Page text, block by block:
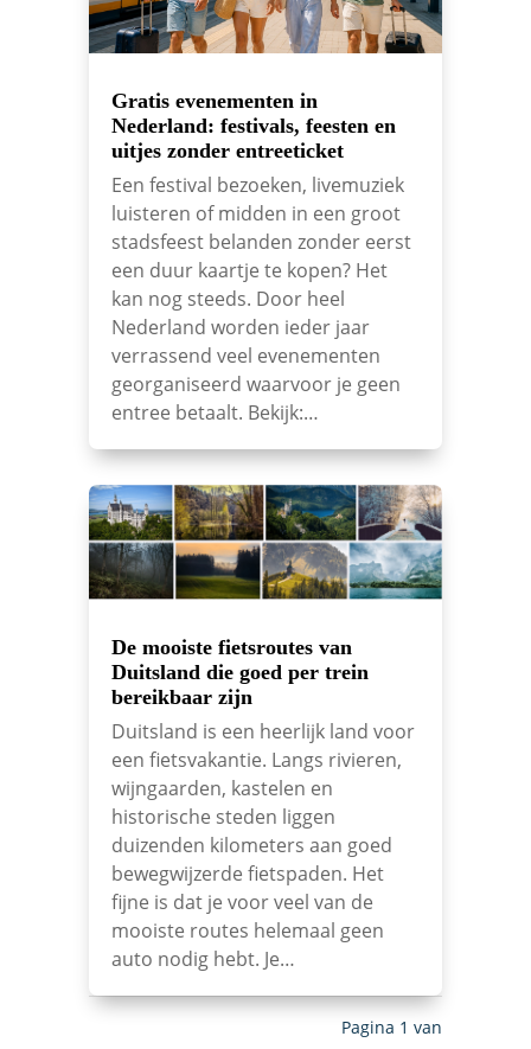
Gratis evenementen in
Nederland: festivals, feesten en
uitjes zonder entreeticket
Een festival bezoeken, livemuziek
luisteren of midden in een groot
stadsfeest belanden zonder eerst
een duur kaartje te kopen? Het
kan nog steeds. Door heel
Nederland worden ieder jaar
verrassend veel evenementen
georganiseerd waarvoor je geen
entree betaalt. Bekijk:…
De mooiste fietsroutes van
Duitsland die goed per trein
bereikbaar zijn
Duitsland is een heerlijk land voor
een fietsvakantie. Langs rivieren,
wijngaarden, kastelen en
historische steden liggen
duizenden kilometers aan goed
bewegwijzerde fietspaden. Het
fijne is dat je voor veel van de
mooiste routes helemaal geen
auto nodig hebt. Je…
Pagina 1 van